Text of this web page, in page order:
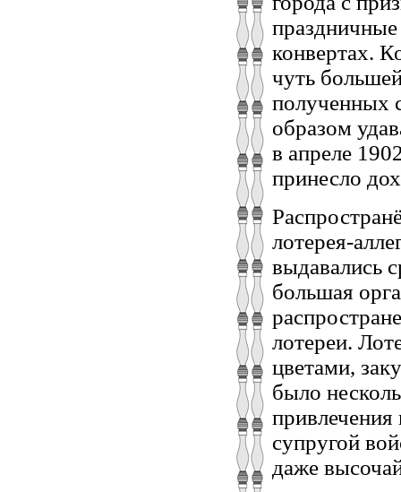
конвертах.
чуть
полученных
образом
в апреле
принесло
лотерея-
выдавались
большая
лотереи.
цветами,
было
супругой
даже